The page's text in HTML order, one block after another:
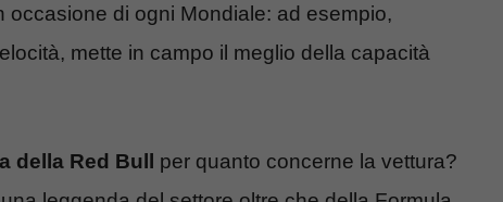
di ogni Mondiale: ad esempio,
mette in campo il meglio della capacità
della Red Bull
per quanto concerne la vettura?